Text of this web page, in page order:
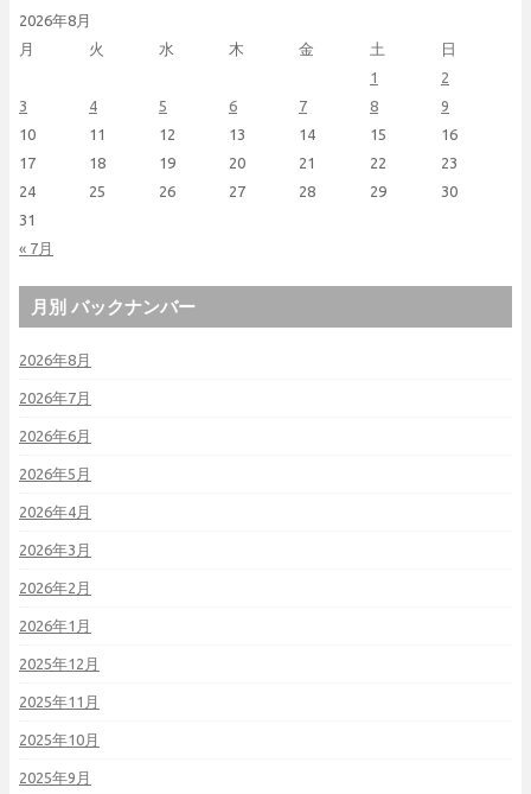
2026年8月
月
火 水 木 金 土 日
« 7月
1
2
3
4 5 6 7 8
9
10
11 12 13 14 15
16
17
18 19 20 21 22
23
24
25 26 27 28 29
30
31
月別 バックナンバー
2026年8月
2026年7月
2026年6月
2026年5月
2026年4月
2026年3月
2026年2月
2026年1月
2025年12月
2025年11月
2025年10月
2025年9月